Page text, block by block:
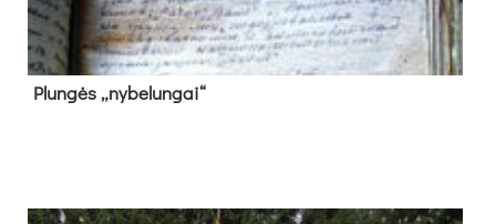
Plun­gės „ny­be­lun­gai“